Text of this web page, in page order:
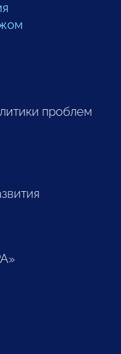
проблем